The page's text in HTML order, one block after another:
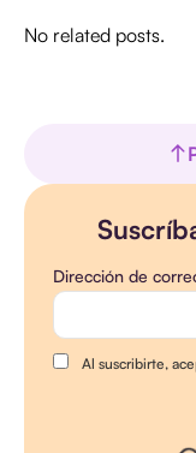
No related posts.
Dirección de
Al suscribirte,